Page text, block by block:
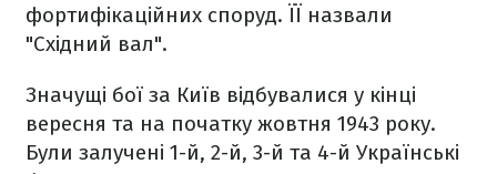
фортифікаційних споруд. ЇЇ назвали
"Східний вал".
Значущі бої за Київ відбувалися у кінці
вересня та на початку жовтня 1943 року.
Були залучені 1-й, 2-й, 3-й та 4-й Українські